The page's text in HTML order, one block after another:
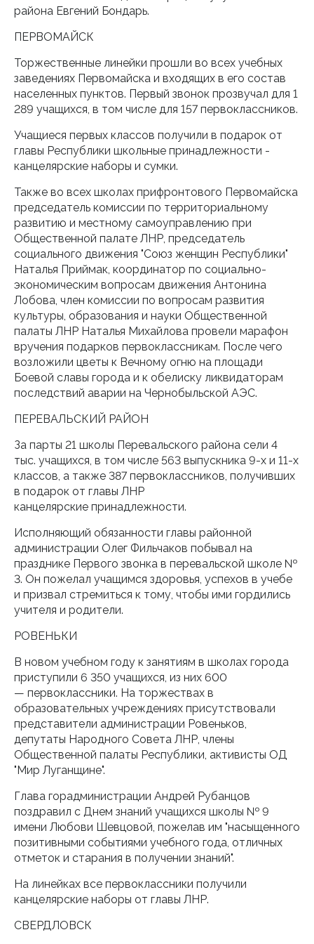
района Евгений Бондарь.
ПЕРВОМАЙСК
Торжественные линейки прошли во всех учебных
заведениях Первомайска и входящих в его состав
населенных пунктов. Первый звонок прозвучал для 1
289 учащихся, в том числе для 157 первоклассников.
Учащиеся первых классов получили в подарок от
главы Республики школьные принадлежности -
канцелярские наборы и сумки.
Также во всех школах прифронтового Первомайска
председатель комиссии по территориальному
развитию и местному самоуправлению при
Общественной палате ЛНР, председатель
социального движения "Союз женщин Республики"
Наталья Приймак, координатор по социально-
экономическим вопросам движения Антонина
Лобова, член комиссии по вопросам развития
культуры, образования и науки Общественной
палаты ЛНР Наталья Михайлова провели марафон
вручения подарков первоклассникам. После чего
возложили цветы к Вечному огню на площади
Боевой славы города и к обелиску ликвидаторам
последствий аварии на Чернобыльской АЭС.
ПЕРЕВАЛЬСКИЙ РАЙОН
За парты 21 школы Перевальского района сели 4
тыс. учащихся, в том числе 563 выпускника 9-х и 11-х
классов, а также 387 первоклассников, получивших
в подарок от главы ЛНР
канцелярские принадлежности.
Исполняющий обязанности главы районной
администрации Олег Фильчаков побывал на
празднике Первого звонка в перевальской школе №
3. Он пожелал учащимся здоровья, успехов в учебе
и призвал стремиться к тому, чтобы ими гордились
учителя и родители.
РОВЕНЬКИ
В новом учебном году к занятиям в школах города
приступили 6 350 учащихся, из них 600
— первоклассники. На торжествах в
образовательных учреждениях присутствовали
представители администрации Ровеньков,
депутаты Народного Совета ЛНР, члены
Общественной палаты Республики, активисты ОД
"Мир Луганщине".
Глава горадминистрации Андрей Рубанцов
поздравил с Днем знаний учащихся школы № 9
имени Любови Шевцовой, пожелав им "насыщенного
позитивными событиями учебного года, отличных
отметок и старания в получении знаний".
На линейках все первоклассники получили
канцелярские наборы от главы ЛНР.
СВЕРДЛОВСК